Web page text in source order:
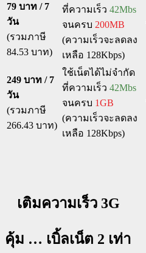
79 บาท / 7
วัน
(รวมภาษี
84.53 บาท)
ที่ความเร็ว 42Mbs
จนครบ 200MB
(ความเร็วจะลดลง
เหลือ 128Kbps)
249 บาท / 7
วัน
(รวมภาษี
266.43 บาท)
ใช้เน็ตได้ไม่จำกัด
ที่ความเร็ว 42Mbs
จนครบ 1GB
(ความเร็วจะลดลง
เหลือ 128Kbps)
เติมความเร็ว 3G
คุ้ม … เบิ้ลเน็ต 2 เท่า